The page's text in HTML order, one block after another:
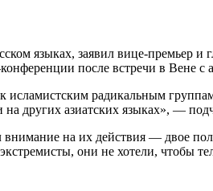
языках, заявил вице-
после встречи в Вене
исламистским радикальным
других азиатских языках», —
на их действия — двое
они не хотели,